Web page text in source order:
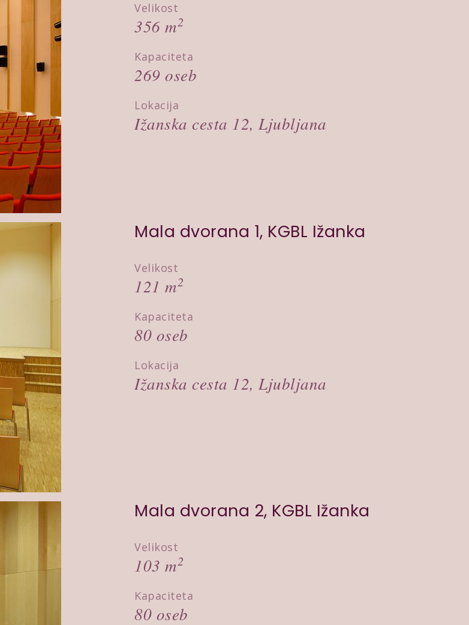
Velikost
356 m2
Kapaciteta
269 oseb
Lokacija
Ižanska cesta 12, Ljubljana
Mala dvorana 1, KGBL Ižanka
Velikost
121 m2
Kapaciteta
80 oseb
Lokacija
Ižanska cesta 12, Ljubljana
Mala dvorana 2, KGBL Ižanka
Velikost
103 m2
Kapaciteta
80 oseb